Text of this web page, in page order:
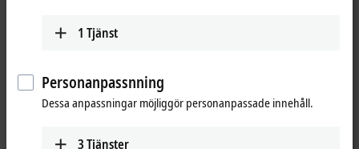
Nov 23, 2021
Beckhoff Live + Interactive, Nov. 23,
1 Tjänst
Personanpassnning
Dessa anpassningar möjliggör personanpassade innehåll.
3Tjänster